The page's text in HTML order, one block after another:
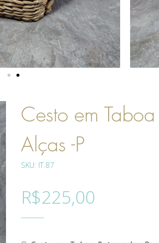
Cesto em
Alças -P
SKU: IT.87
R$225,00